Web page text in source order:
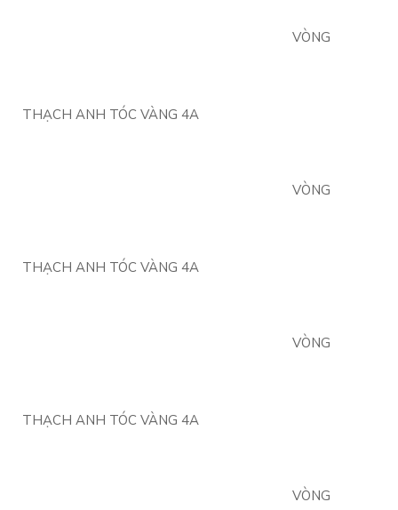
VÒNG
THẠCH ANH TÓC VÀNG 4A
VÒNG
THẠCH ANH TÓC VÀNG 4A
VÒNG
THẠCH ANH TÓC VÀNG 4A
VÒNG